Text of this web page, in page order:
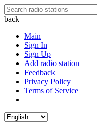
back
Main
Sign In
Sign Up
Add radio station
Feedback
Privacy Policy
Terms of Service